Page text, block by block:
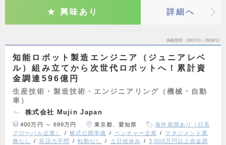
興味あり 詳細へ
掲載期間 26/07/31～26/08/13
知能ロボット製造エンジニア（ジュニアレベ
ル）組み立てから次世代ロボットへ！累計資
金調達596億円
生産技術・製造技術・エンジニアリング（機械・自動
車）
株式会社 Mujin Japan
400万円 ～ 699万円 東京都、愛知県
海外展開あり（日系
グローバル企業）
株式公開準備 ベンチャー企業
マネジメント業
務なし
英語力不問 転勤なし 土日祝休み
3,000万円以上資金調